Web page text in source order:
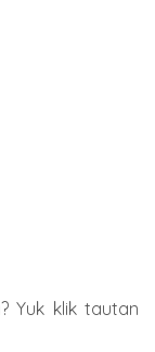
Yuk klik tautan